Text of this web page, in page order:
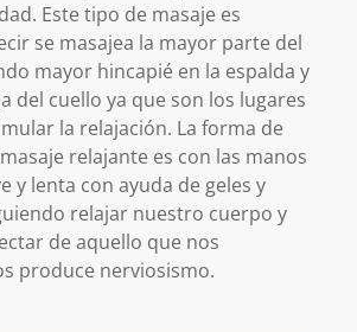
Este tipo de masaje es
se masajea la mayor parte del
mayor hincapié en la espalda y
del cuello ya que son los lugares
la relajación. La forma de
relajante es con las manos
y lenta con ayuda de geles y
relajar nuestro cuerpo y
de aquello que nos
produce nerviosismo.